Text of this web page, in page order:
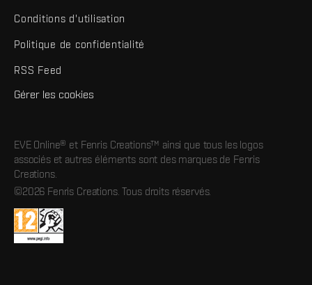
Conditions d'utilisation
Politique de confidentialité
RSS Feed
Gérer les cookies
EVE Online® et Fenris Creations™ ainsi que tous les logos
associés et autres éléments sont des marques de Fenris
Creations.
©2026 Fenris Creations. Tous droits réservés.